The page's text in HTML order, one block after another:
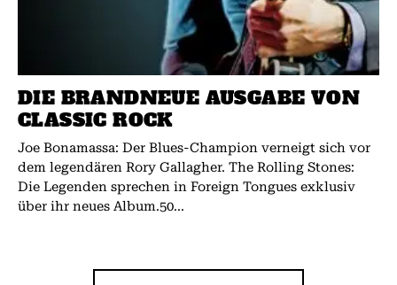
DIE BRANDNEUE AUSGABE VON
CLASSIC ROCK
Joe Bonamassa: Der Blues-Champion verneigt sich vor
dem legendären Rory Gallagher. The Rolling Stones:
Die Legenden sprechen in Foreign Tongues exklusiv
über ihr neues Album.50...